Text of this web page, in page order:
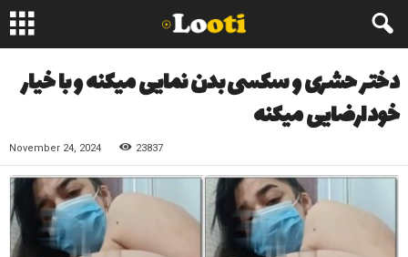
دختر حشری و سکسی بدن نمایی میکنه و با خیار
خودارضایی میکنه
November 24, 2024 23837